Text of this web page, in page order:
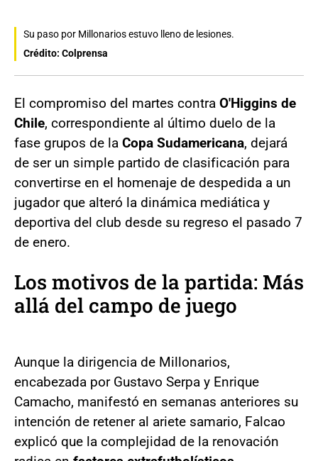
Su paso por Millonarios estuvo lleno de lesiones.
Crédito: Colprensa
El compromiso del martes contra O'Higgins de
Chile, correspondiente al último duelo de la
fase grupos de la Copa Sudamericana, dejará
de ser un simple partido de clasificación para
convertirse en el homenaje de despedida a un
jugador que alteró la dinámica mediática y
deportiva del club desde su regreso el pasado 7
de enero.
Los motivos de la partida: Más
allá del campo de juego
Aunque la dirigencia de Millonarios,
encabezada por Gustavo Serpa y Enrique
Camacho, manifestó en semanas anteriores su
intención de retener al ariete samario, Falcao
explicó que la complejidad de la renovación